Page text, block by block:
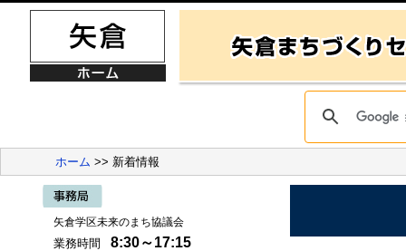
ホーム >> 新着情報
矢倉学区未来のまち協議会
業務時間 8:30～17:15